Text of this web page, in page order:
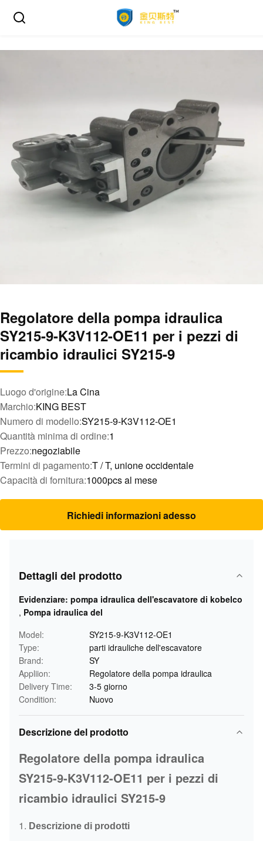
Regolatore della pompa idraulica
SY215-9-K3V112-OE11 per i pezzi di
ricambio idraulici SY215-9
Luogo d'origine:La Cina
Marchio:KING BEST
Numero di modello:SY215-9-K3V112-OE1
Quantità minima di ordine:1
Prezzo:negoziabile
Termini di pagamento:T / T, unione occidentale
Capacità di fornitura:1000pcs al mese
Richiedi informazioni adesso
Dettagli del prodotto
Evidenziare: pompa idraulica dell'escavatore di kobelco
, Pompa idraulica del
Model:
SY215-9-K3V112-OE1
Type:
parti idrauliche dell'escavatore
Brand:
SY
Appliion:
Regolatore della pompa idraulica
Delivery Time:
3-5 giorno
Condition:
Nuovo
Descrizione del prodotto
Regolatore della pompa idraulica
SY215-9-K3V112-OE11 per i pezzi di
ricambio idraulici SY215-9
1. Descrizione di prodotti